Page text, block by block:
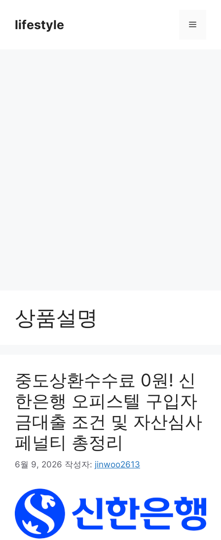
lifestyle 메
상품설명
중도상환수수료 0원! 신
한은행 오피스텔 구입자
금대출 조건 및 자산심사
페널티 총정리
6월 9, 2026 작성자: jinwoo2613